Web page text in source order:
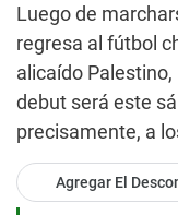
Luego de
regresa al fútbol
alicaído
debut será este
precisamente, a
Agregar El